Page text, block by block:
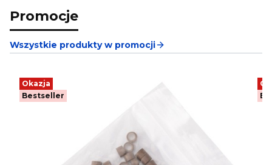
Promocje
Wszystkie produkty w promocji
Okazja
Bestseller